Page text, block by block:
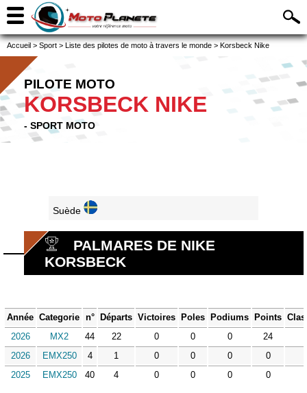
Accueil > Sport > Liste des pilotes de moto à travers le monde > Korsbeck Nike
PILOTE MOTO
KORSBECK NIKE
- SPORT MOTO
Suède
PALMARES DE NIKE
KORSBECK
Année Categorie n° Départs Victoires Poles Podiums Points
2026
MX2 44 22 0 0 0
24
2026
EMX250 4 1 0 0 0
0
2025
EMX250 40 4 0 0 0 0